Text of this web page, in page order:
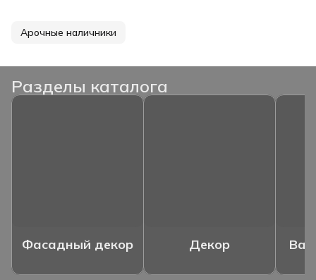
Арочные наличники
Разделы каталога
Фасадный декор Декор